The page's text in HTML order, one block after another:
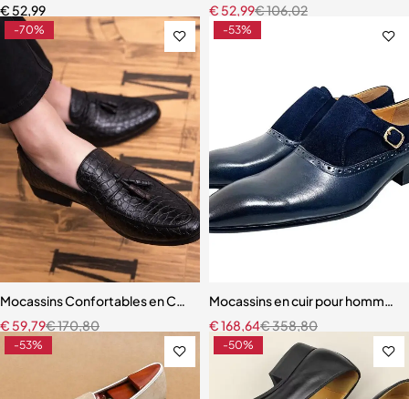
€ 52,99
€106,02
€ 52,99
-70%
Mocassins Confortables en Cuir Souple pour Homme
€170,80
€ 59,79
-53%
Mocassins en cuir pour
€358,80
€168,64
-53% -50%